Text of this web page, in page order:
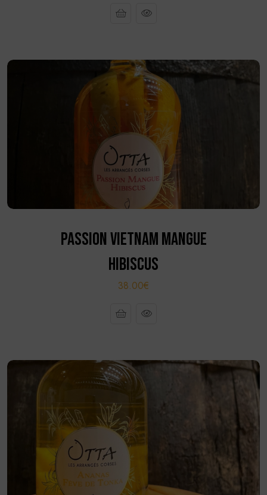
PASSION VIETNAM MANGUE
HIBISCUS
38.00€